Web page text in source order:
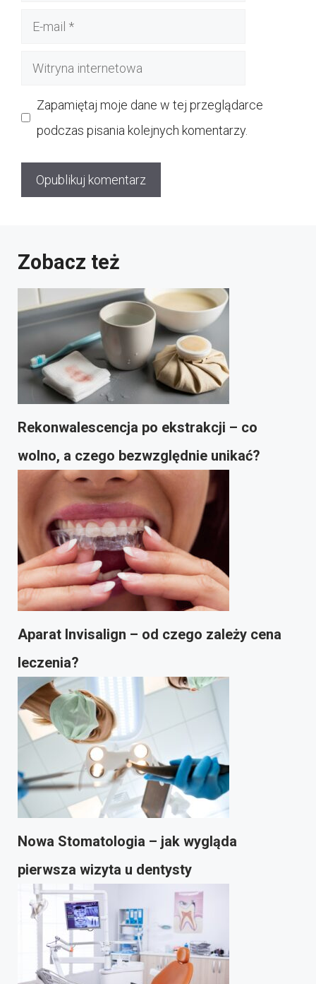
Witryna
Zapamiętaj moje dane w tej przeglądarce
podczas pisania kolejnych komentarzy.
Zobacz też
Rekonwalescencja po ekstrakcji – co
wolno, a czego bezwzględnie unikać?
Aparat Invisalign – od czego zależy cena
leczenia?
Nowa Stomatologia – jak wygląda
pierwsza wizyta u dentysty